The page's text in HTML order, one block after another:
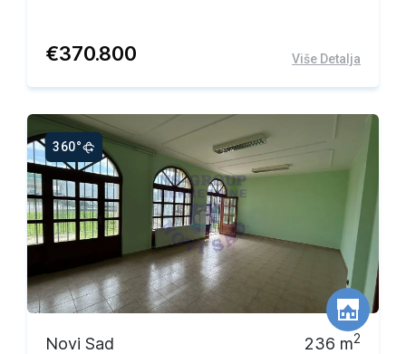
€370.800 Više Detalja
360°
Novi Sad 236 m2